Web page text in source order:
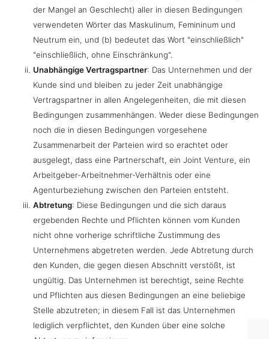
der Mangel an Geschlecht) aller in diesen Bedingungen
verwendeten Wörter das Maskulinum, Femininum und
Neutrum ein, und (b) bedeutet das Wort "einschließlich"
"einschließlich, ohne Einschränkung".
Unabhängige Vertragspartner: Das Unternehmen und der
Kunde sind und bleiben zu jeder Zeit unabhängige
Vertragspartner in allen Angelegenheiten, die mit diesen
Bedingungen zusammenhängen. Weder diese Bedingungen
noch die in diesen Bedingungen vorgesehene
Zusammenarbeit der Parteien wird so erachtet oder
ausgelegt, dass eine Partnerschaft, ein Joint Venture, ein
Arbeitgeber-Arbeitnehmer-Verhältnis oder eine
Agenturbeziehung zwischen den Parteien entsteht.
Abtretung: Diese Bedingungen und die sich daraus
ergebenden Rechte und Pflichten können vom Kunden
nicht ohne vorherige schriftliche Zustimmung des
Unternehmens abgetreten werden. Jede Abtretung durch
den Kunden, die gegen diesen Abschnitt verstößt, ist
ungültig. Das Unternehmen ist berechtigt, seine Rechte
und Pflichten aus diesen Bedingungen an eine beliebige
Stelle abzutreten; in diesem Fall ist das Unternehmen
lediglich verpflichtet, den Kunden über eine solche